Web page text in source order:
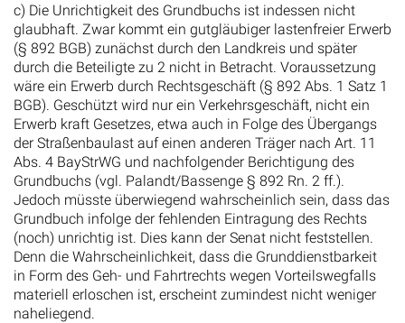
c) Die Unrichtigkeit des Grundbuchs ist indessen nicht
glaubhaft. Zwar kommt ein gutgläubiger lastenfreier Erwerb
(§ 892 BGB) zunächst durch den Landkreis und später
durch die Beteiligte zu 2 nicht in Betracht. Voraussetzung
wäre ein Erwerb durch Rechtsgeschäft (§ 892 Abs. 1 Satz 1
BGB). Geschützt wird nur ein Verkehrsgeschäft, nicht ein
Erwerb kraft Gesetzes, etwa auch in Folge des Übergangs
der Straßenbaulast auf einen anderen Träger nach Art. 11
Abs. 4 BayStrWG und nachfolgender Berichtigung des
Grundbuchs (vgl. Palandt/Bassenge § 892 Rn. 2 ff.).
Jedoch müsste überwiegend wahrscheinlich sein, dass das
Grundbuch infolge der fehlenden Eintragung des Rechts
(noch) unrichtig ist. Dies kann der Senat nicht feststellen.
Denn die Wahrscheinlichkeit, dass die Grunddienstbarkeit
in Form des Geh- und Fahrtrechts wegen Vorteilswegfalls
materiell erloschen ist, erscheint zumindest nicht weniger
naheliegend.